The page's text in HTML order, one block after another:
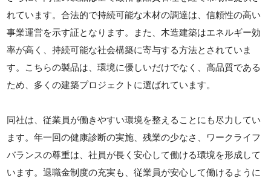
れています。合法的で持続可能な木材の調達は、信頼性の高い
事業運営を示す証となります。また、木造建築はエネルギー効
率が高く、持続可能な社会構築に寄与する方法とされていま
す。こちらの製品は、環境に優しいだけでなく、高品質である
ため、多くの建築プロジェクトに選ばれています。
同社は、従業員が働きやすい環境を整えることにも尽力してい
ます。年一回の健康診断の実施、残業の少なさ、ワークライフ
バランスの尊重は、社員が長く安心して働ける環境を形成して
います。退職金制度の充実も、従業員が安心して働けるように